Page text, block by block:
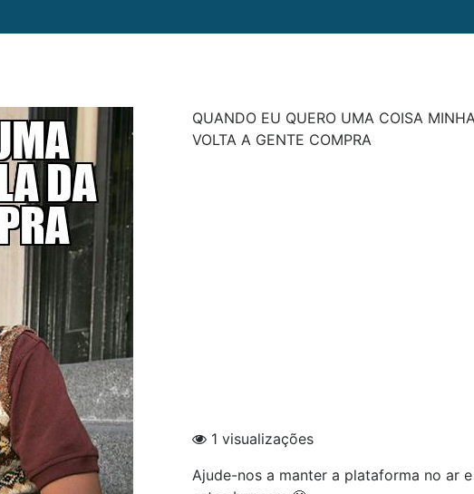
QUANDO EU QUERO UMA COISA
VOLTA A GENTE COMPRA
1 visualizações
Ajude-nos a manter a plataforma no ar